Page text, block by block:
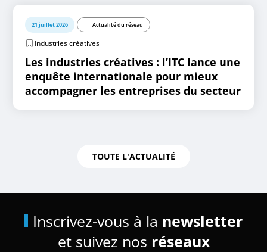
21 juillet 2026 Actualité du réseau
Industries créatives
Les industries créatives : l’ITC lance une
enquête internationale pour mieux
accompagner les entreprises du secteur
TOUTE L'ACTUALITÉ
Inscrivez-vous à la newsletter
et suivez nos réseaux